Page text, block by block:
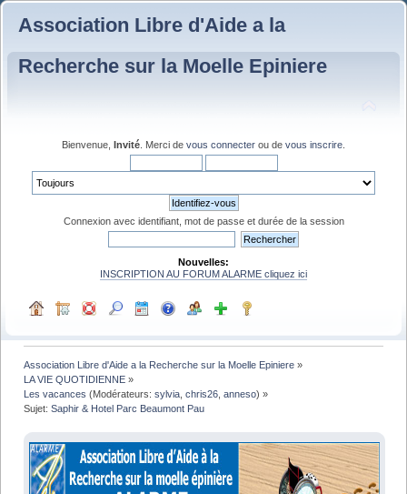
Association Libre d'Aide a la
Recherche sur la Moelle Epiniere
Bienvenue, Invité . Merci de vous connecter ou de vous inscrire
Connexion avec identifiant, mot de passe et durée de la session
Nouvelles:
INSCRIPTION AU FORUM ALARME cliquez ici
Association Libre d'Aide a la Recherche sur la Moelle Epiniere »
LA VIE QUOTIDIENNE »
Les vacances (Modérateurs:sylvia ,chris26 ,anneso) »
Sujet:Saphir & Hotel Parc Beaumont Pau